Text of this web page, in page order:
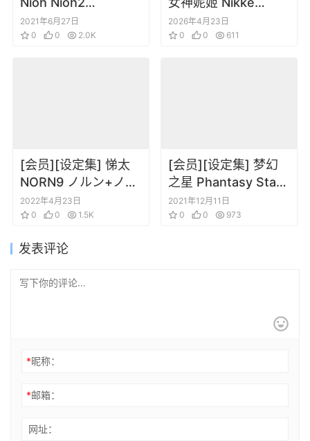
ARTBOOK
2021年6月27日
0
0 2.0K
Goddess of Victory
Material Book
2026年4月23日
0
0 611
[会员][设定集] 悌太
NORN9 ノルン+ノネ
ット Official Fan
Book
2022年4月23日
0
0 1.5K
[会员][设定集] 梦幻
之星 Phantasy Star
Portable 2 Infinity
Infinite Guide + Art
2021年12月11日
0
0 973
发表评论
*昵称：
*邮箱：
网址：